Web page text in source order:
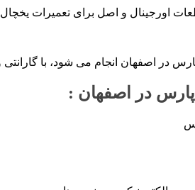
اورجینال و اصل برای تعمیرات
در اصفهان انجام می شود، با
در اصفهان :